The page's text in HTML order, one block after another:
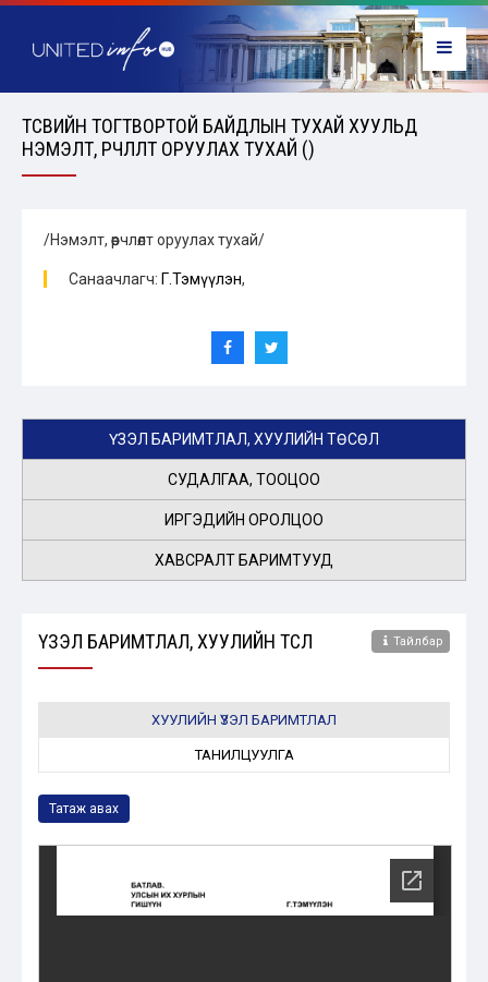
ТӨСВИЙН ТОГТВОРТОЙ БАЙДЛЫН ТУХАЙ ХУУЛЬД
НЭМЭЛТ, ӨӨРЧЛӨЛТ ОРУУЛАХ ТУХАЙ ()
/Нэмэлт, өөрчлөлт оруулах тухай/
Санаачлагч: Г.Тэмүүлэн,
ҮЗЭЛ БАРИМТЛАЛ, ХУУЛИЙН ТӨСӨЛ
СУДАЛГАА, ТООЦОО
ИРГЭДИЙН ОРОЛЦОО
ХАВСРАЛТ БАРИМТУУД
ҮЗЭЛ БАРИМТЛАЛ, ХУУЛИЙН ТӨСӨЛ Тайлбар
ХУУЛИЙН ҮЗЭЛ БАРИМТЛАЛ
ТАНИЛЦУУЛГА
Татаж авах